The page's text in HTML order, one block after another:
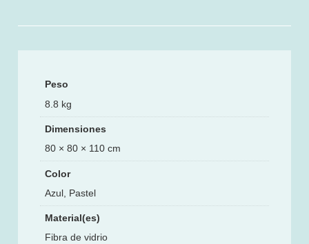
Peso
8.8 kg
Dimensiones
80 × 80 × 110 cm
Color
Azul, Pastel
Material(es)
Fibra de vidrio